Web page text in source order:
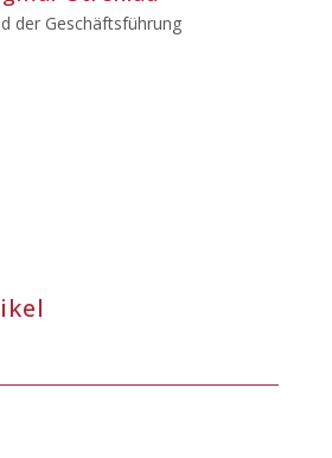
der Geschäftsführung